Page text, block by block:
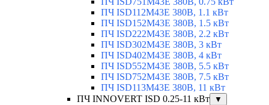
ПЧ ISD112M43E 380В, 1.1 кВт
ПЧ ISD152M43E 380В, 1.5 кВт
ПЧ ISD222M43E 380В, 2.2 кВт
ПЧ ISD302M43E 380В, 3 кВт
ПЧ ISD402M43E 380В, 4 кВт
ПЧ ISD552M43E 380В, 5.5 кВт
ПЧ ISD752M43E 380В, 7.5 кВт
ПЧ ISD113M43E 380В, 11 кВт
ПЧ INNOVERT ISD 0.25-11 кВт
▼